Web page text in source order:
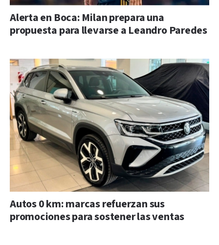
Alerta en Boca: Milan prepara una
propuesta para llevarse a Leandro Paredes
Autos 0 km: marcas refuerzan sus
promociones para sostener las ventas